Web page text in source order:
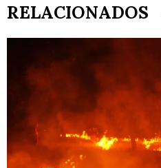
RELACIONADOS